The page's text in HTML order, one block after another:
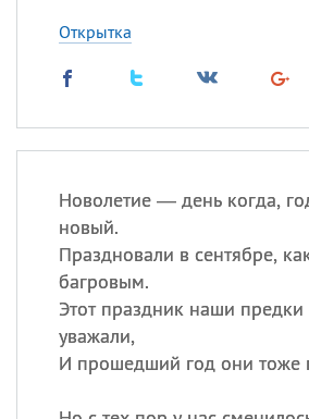
Открытка
Новолетие — день когда,
новый.
Праздновали в сентябре,
багровым.
Этот праздник наши предки
уважали,
И прошедший год они тоже